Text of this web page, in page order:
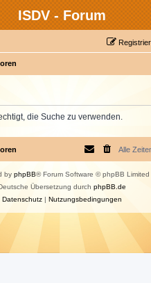
ISDV - Forum
die Suche zu verwenden.
Alle
by phpBB® Forum Software © phpBB Limited
Übersetzung durch phpBB.de
Datenschutz| Nutzungsbedingungen